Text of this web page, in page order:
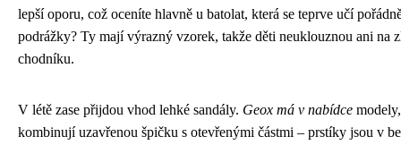
lepší oporu, což oceníte hlavně u batolat, která se teprve učí
podrážky? Ty mají výrazný vzorek, takže děti neuklouznou ani na
chodníku.
V létě zase přijdou vhod lehké sandály. Geox má v nabídce
kombinují uzavřenou špičku s otevřenými částmi – prstíky jsou v